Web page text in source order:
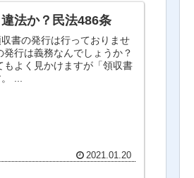
法か？民法486条
書の発行は行っておりませ
よく見かけますが「領収書
2021.01.20